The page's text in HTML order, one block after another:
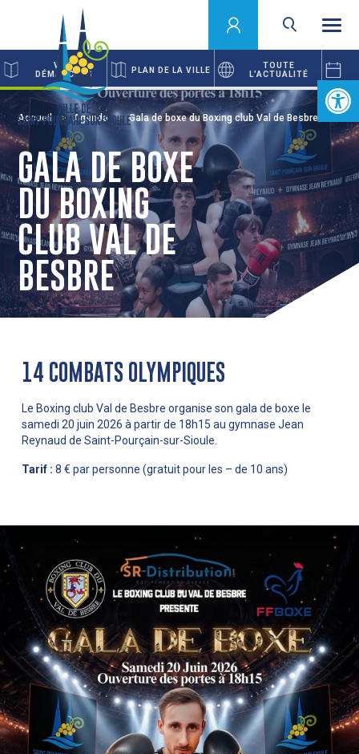
Ouvrir
VOS
DÉMARCHES
PLAN DE LA VILLE
TOUTE
L’ACTUALITÉ
Accueil Agenda Gala de boxe du Boxing club Val de Besbre
GALA DE BOXE
DU BOXING
CLUB VAL DE
BESBRE
14 COMBATS OLYMPIQUES
Le Boxing club Val de Besbre organise son gala de boxe le
samedi 20 juin 2026 à partir de 18h15 au gymnase Jean
Reynaud de Saint-Pourçain-sur-Sioule.
Tarif : 8 € par personne (gratuit pour les – de 10 ans)